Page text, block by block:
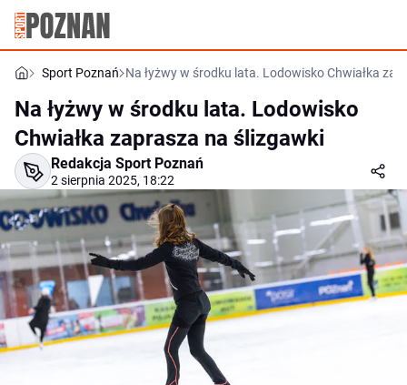
Sport Poznań Na łyżwy w środku lata. Lodowisko Chwiałka
Na łyżwy w środku lata. Lodowisko
Chwiałka zaprasza na ślizgawki
Redakcja Sport Poznań
2 sierpnia 2025, 18:22